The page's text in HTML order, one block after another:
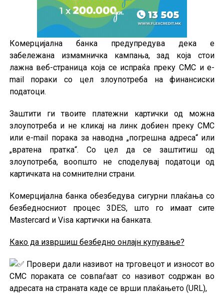
Комерцијална банка предупредува дека е
забележана измамничка кампања, зад која стои
лажна веб-страница која се испраќа преку СМС и e-
mail пораки со цел злоупотреба на финансиски
податоци.
Заштити ги твоите платежни картички од можна
злоупотреба и не кликај на линк добиен преку СМС
или e-mail порака за наводна „погрешна адреса“ или
„вратена пратка“. Со цел да се заштитиш од
злоупотреба, воопшто не споделувај податоци од
картичката на сомнителни страни.
Комерцијална банка обезбедува сигурни плаќања со
безбедносниот процес 3DES, што го имаат сите
Mastercard и Visa картички на банката.
Како да извршиш безбедно онлајн купување?
Провери дали називот на трговецот и износот во
СМС пораката се совпаѓаат со називот содржан во
адресата на страната каде се врши плаќањето (URL),